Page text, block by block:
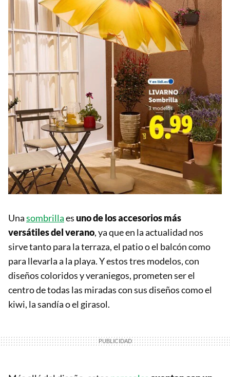
Unasombrillaes uno de los accesorios más
versátiles del verano, ya que en la actualidad nos
sirve tanto para la terraza, el patio o el balcón como
para llevarla a la playa. Y estos tres modelos, con
diseños coloridos y veraniegos, prometen ser el
centro de todas las miradas con sus diseños como el
kiwi, la sandía o el girasol.